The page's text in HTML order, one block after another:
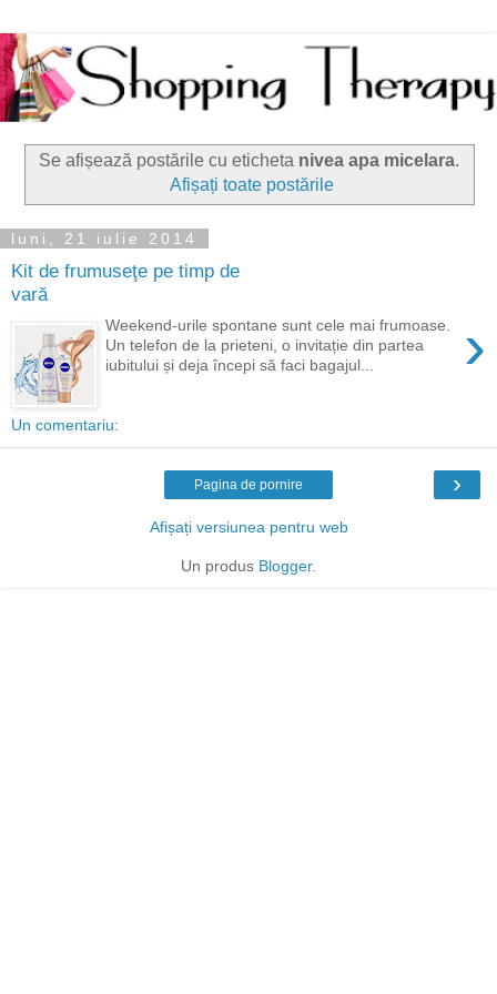
Se afișează postările cu eticheta nivea apa micelara.
Afișați toate postările
luni, 21 iulie 2014
Kit de frumuseţe pe timp de
vară
›
Weekend-urile spontane sunt cele mai frumoase.
Un telefon de la prieteni, o invitație din partea
iubitului și deja începi să faci bagajul...
Un comentariu:
›
Pagina de pornire
Afișați versiunea pentru web
Un produs Blogger.